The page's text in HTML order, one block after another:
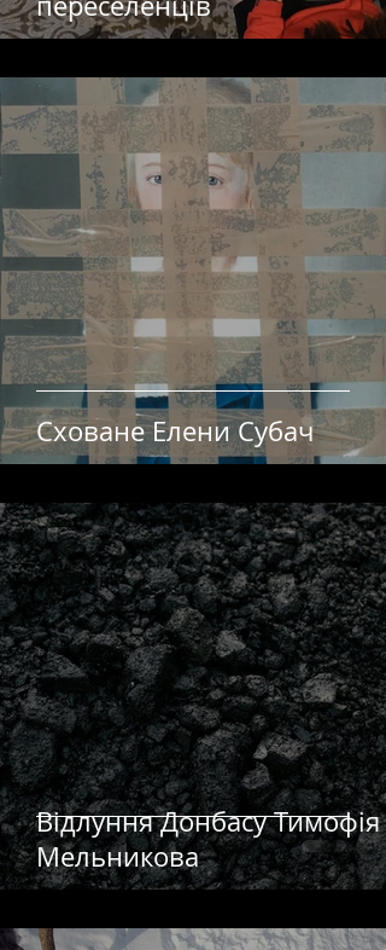
Сховане Елени Субач
Відлуння Донбасу Тимофія
Мельникова